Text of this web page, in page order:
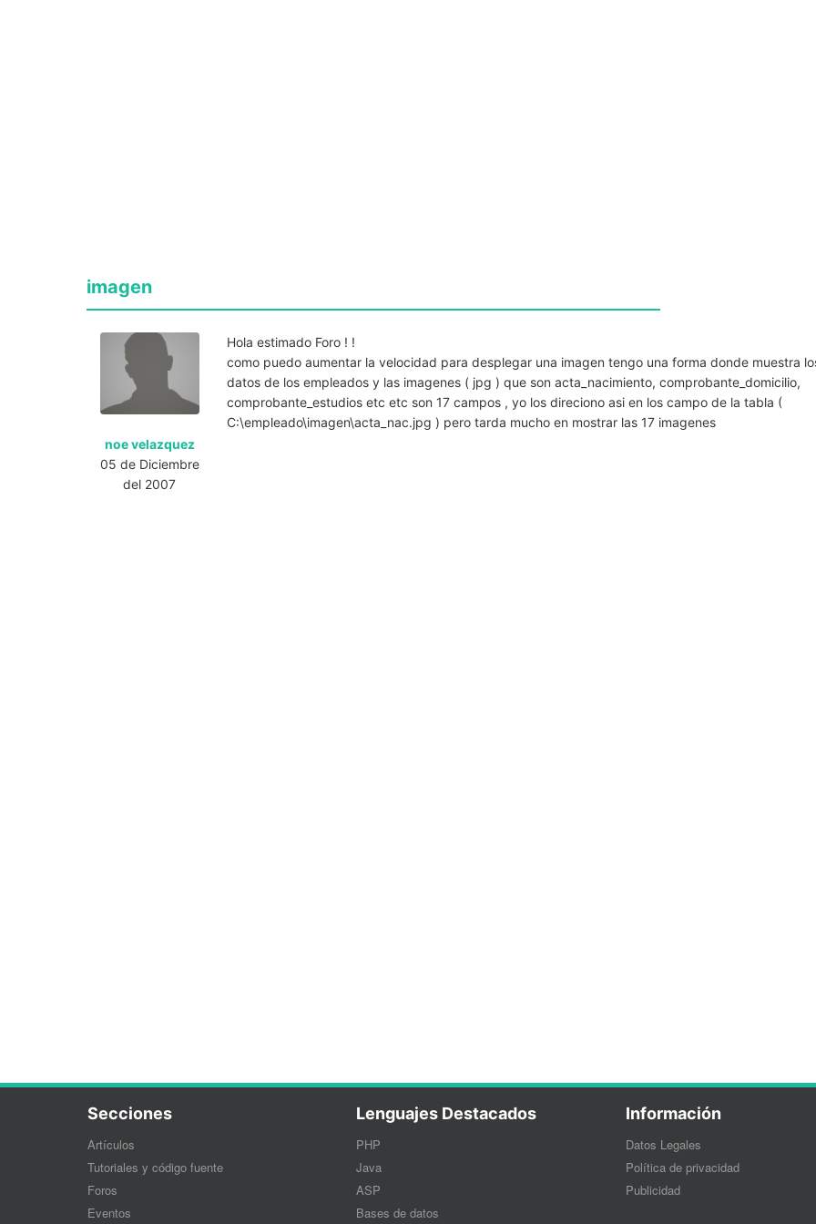
imagen
noe velazquez
05 de Diciembre
del 2007
Hola estimado Foro ! !
como puedo aumentar la velocidad para desplegar una imagen tengo una forma donde muestra
datos de los empleados y las imagenes ( jpg ) que son acta_nacimiento, comprobante_domicilio,
comprobante_estudios etc etc son 17 campos , yo los direciono asi en los campo de la tabla (
C:\empleado\imagen\acta_nac.jpg ) pero tarda mucho en mostrar las 17 imagenes
Secciones
Artículos
Tutoriales y código fuente
Foros
Eventos
Lenguajes Destacados
PHP
Java
ASP
Bases de datos
Información
Datos Legales
Política de privacidad
Publicidad